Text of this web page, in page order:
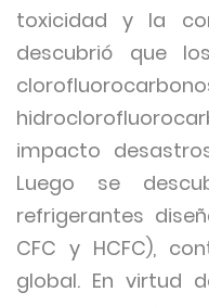
toxicidad y la
descubrió que
impacto
Luego se
refrigerantes
CFC y HCFC),
global. En virtud